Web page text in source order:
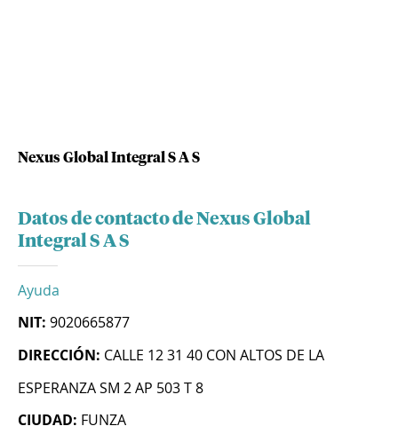
Nexus Global Integral S A S
Datos de contacto de Nexus Global
Integral S A S
Ayuda
NIT: 9020665877
DIRECCIÓN: CALLE 12 31 40 CON ALTOS DE LA
ESPERANZA SM 2 AP 503 T 8
CIUDAD: FUNZA